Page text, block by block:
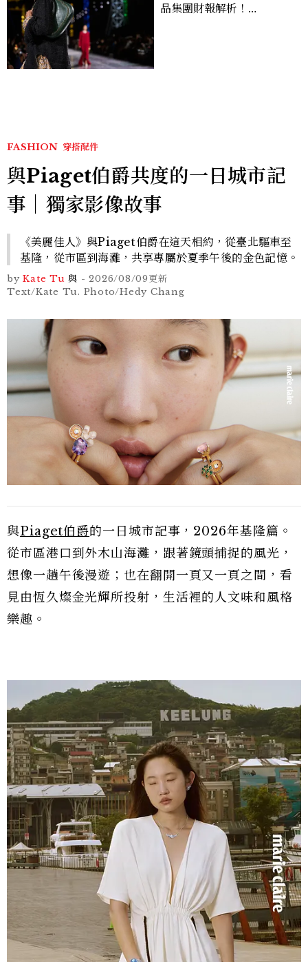
品集團財報解析！
FASHION 穿搭配件
與Piaget伯爵共度的一日城市記
事｜獨家影像故事
《美麗佳人》與Piaget伯爵在這天相約，從臺北驅車至
基隆，從市區到海灘，共享專屬於夏季午後的金色記憶。
by Kate Tu 與 -2026/08/09更新
Text/Kate Tu. Photo/Hedy Chang
與Piaget伯爵的一日城市記事，2026年基隆篇。
從市區港口到外木山海灘，跟著鏡頭捕捉的風光，
想像一趟午後漫遊；也在翻開一頁又一頁之間，看
見由恆久燦金光輝所投射，生活裡的人文味和風格
樂趣。